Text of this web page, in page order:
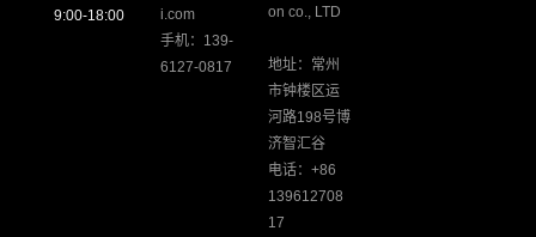
9:00-18:00
i.com
手机：139-
6127-0817
on co., LTD
地址：常州
市钟楼区运
河路198号博
济智汇谷
电话：+86
139612708
17